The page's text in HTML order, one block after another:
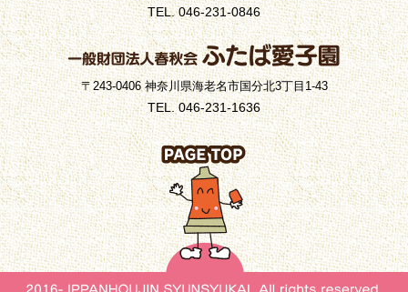
TEL. 046-231-0846
〒243-0406 神奈川県海老名市国分北3丁目1-43
TEL. 046-231-1636